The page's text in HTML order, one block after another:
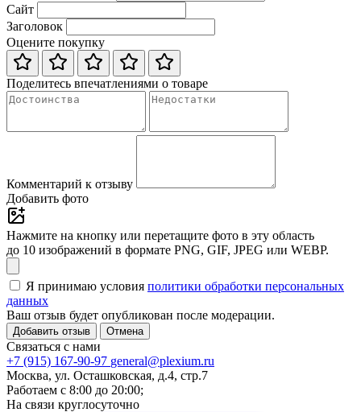
Сайт
Заголовок
Оцените покупку
Поделитесь впечатлениями о товаре
Комментарий к отзыву
Добавить фото
Нажмите на кнопку или перетащите фото в эту область
до 10 изображений в формате PNG, GIF, JPEG или WEBP.
Я принимаю условия политики обработки персональных
данных
Ваш отзыв будет опубликован после модерации.
Добавить отзыв Отмена
Связаться с нами
+7 (915) 167-90-97 general@plexium.ru
Москва, ул. Осташковская, д.4, стр.7
Работаем с 8:00 до 20:00;
На связи круглосуточно